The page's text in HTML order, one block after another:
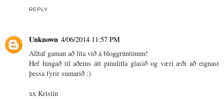
REPLY
Unknown 4/06/2014 11:57 PM
Alltaf gaman að líta við á bloggrúntinum!
Hef hingað til aðeins átt pínulitla glasið og væri æði að eignast
þessa fyrir sumarið :)
xx Kristín